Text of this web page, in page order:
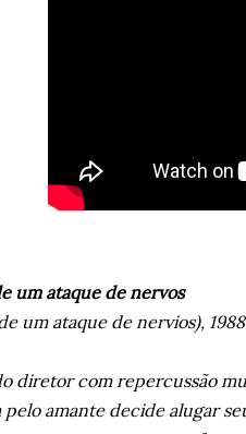
um ataque de nervos
um ataque de nervios), 1988
diretor com repercussão
pelo amante decide alugar